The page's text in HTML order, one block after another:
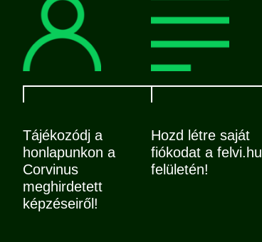
Tájékozódj a
honlapunkon a
Corvinus
meghirdetett
képzéseiről!
Hozd létre saját
fiókodat a felvi.hu
felületén!